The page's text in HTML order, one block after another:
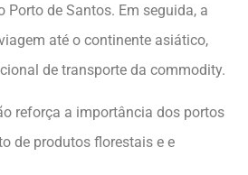
Porto de Santos. Em seguida, a
até o continente asiático,
de transporte da commodity.
reforça a importância dos portos
de produtos florestais e e